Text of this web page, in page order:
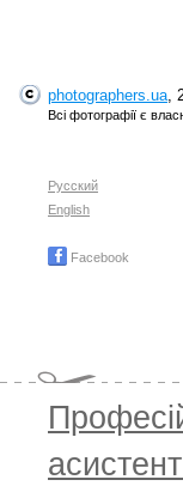
photographers.ua,
Всі фотографії є
Русский
English
Facebook